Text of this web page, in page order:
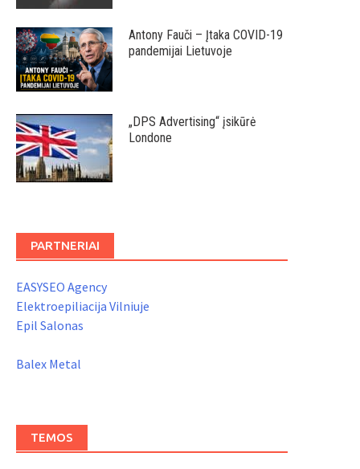
Antony Fauči – Įtaka COVID-19
pandemijai Lietuvoje
„DPS Advertising“ įsikūrė
Londone
PARTNERIAI
EASYSEO Agency
Elektroepiliacija Vilniuje
Epil Salonas
Balex Metal
TEMOS